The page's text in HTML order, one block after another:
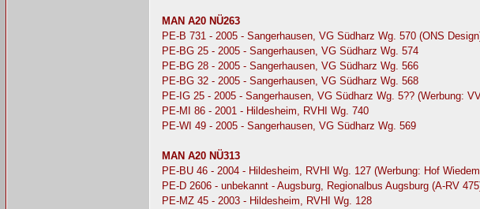
MAN A20 NÜ263
PE-B 731 - 2005 - Sangerhausen, VG Südharz Wg. 570 (ONS
PE-BG 25 - 2005 - Sangerhausen, VG Südharz Wg. 574
PE-BG 28 - 2005 - Sangerhausen, VG Südharz Wg. 566
PE-BG 32 - 2005 - Sangerhausen, VG Südharz Wg. 568
PE-IG 25 - 2005 - Sangerhausen, VG Südharz Wg. 5?? (Werbung:
PE-MI 86 - 2001 - Hildesheim, RVHI Wg. 740
PE-WI 49 - 2005 - Sangerhausen, VG Südharz Wg. 569
MAN A20 NÜ313
PE-BU 46 - 2004 - Hildesheim, RVHI Wg. 127 (Werbung: Hof
PE-D 2606 - unbekannt - Augsburg, Regionalbus Augsburg (A-RV
PE-MZ 45 - 2003 - Hildesheim, RVHI Wg. 128